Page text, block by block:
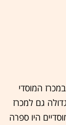
המוסדי
גם למכרז
היו ספרה